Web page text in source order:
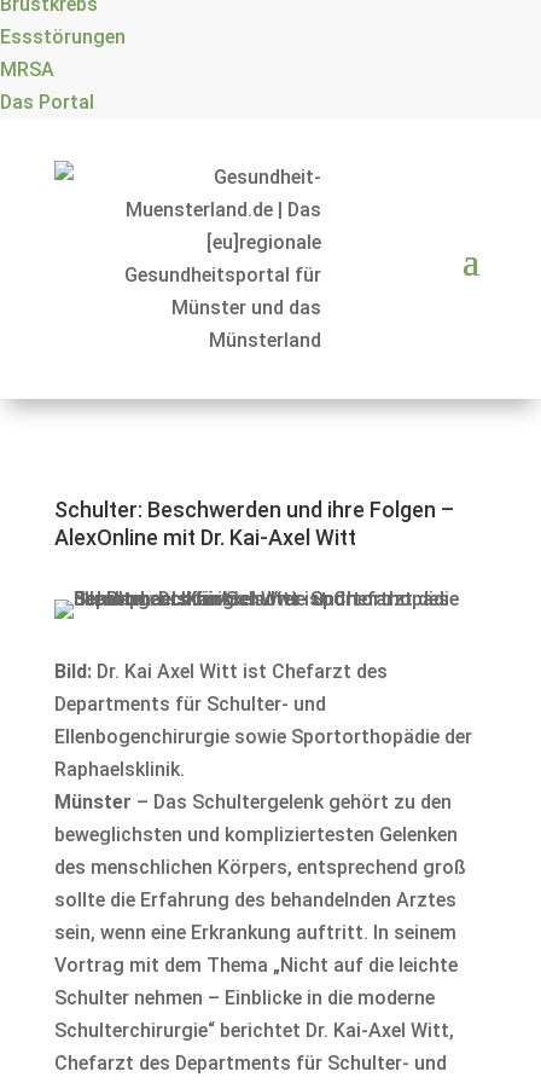
Essstörungen
MRSA
Das Portal
Schulter: Beschwerden und ihre Folgen –
AlexOnline mit Dr. Kai-​Axel Witt
Bild:Dr. Kai Axel Witt ist Chefarzt des
Departments für Schulter-​ und
Ellenbogenchirurgie sowie Sportorthopädie der
Raphaelsklinik.
Münster – Das Schultergelenk gehört zu den
beweglichsten und kompliziertesten Gelenken
des menschlichen Körpers, entsprechend groß
sollte die Erfahrung des behandelnden Arztes
sein, wenn eine Erkrankung auftritt. In seinem
Vortrag mit dem Thema „Nicht auf die leichte
Schulter nehmen – Einblicke in die moderne
Schulterchirurgie“ berichtet Dr. Kai-​Axel Witt,
Chefarzt des Departments für Schulter-​ und